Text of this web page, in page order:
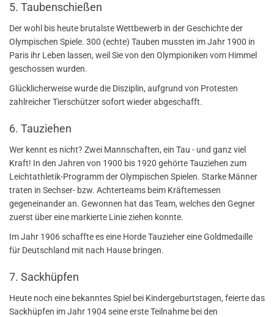
5. Taubenschießen
Der wohl bis heute brutalste Wettbewerb in der Geschichte der
Olympischen Spiele. 300 (echte) Tauben mussten im Jahr 1900 in
Paris ihr Leben lassen, weil Sie von den Olympioniken vom Himmel
geschossen wurden.
Glücklicherweise wurde die Disziplin, aufgrund von Protesten
zahlreicher Tierschützer sofort wieder abgeschafft.
6. Tauziehen
Wer kennt es nicht? Zwei Mannschaften, ein Tau - und ganz viel
Kraft! In den Jahren von 1900 bis 1920 gehörte Tauziehen zum
Leichtathletik-Programm der Olympischen Spielen. Starke Männer
traten in Sechser- bzw. Achterteams beim Kräftemessen
gegeneinander an. Gewonnen hat das Team, welches den Gegner
zuerst über eine markierte Linie ziehen konnte.
Im Jahr 1906 schaffte es eine Horde Tauzieher eine Goldmedaille
für Deutschland mit nach Hause bringen.
7. Sackhüpfen
Heute noch eine bekanntes Spiel bei Kindergeburtstagen, feierte das
Sackhüpfen im Jahr 1904 seine erste Teilnahme bei den